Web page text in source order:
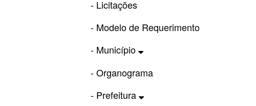
- Licitações
- Modelo de Requerimento
- Município
- Organograma
- Prefeitura